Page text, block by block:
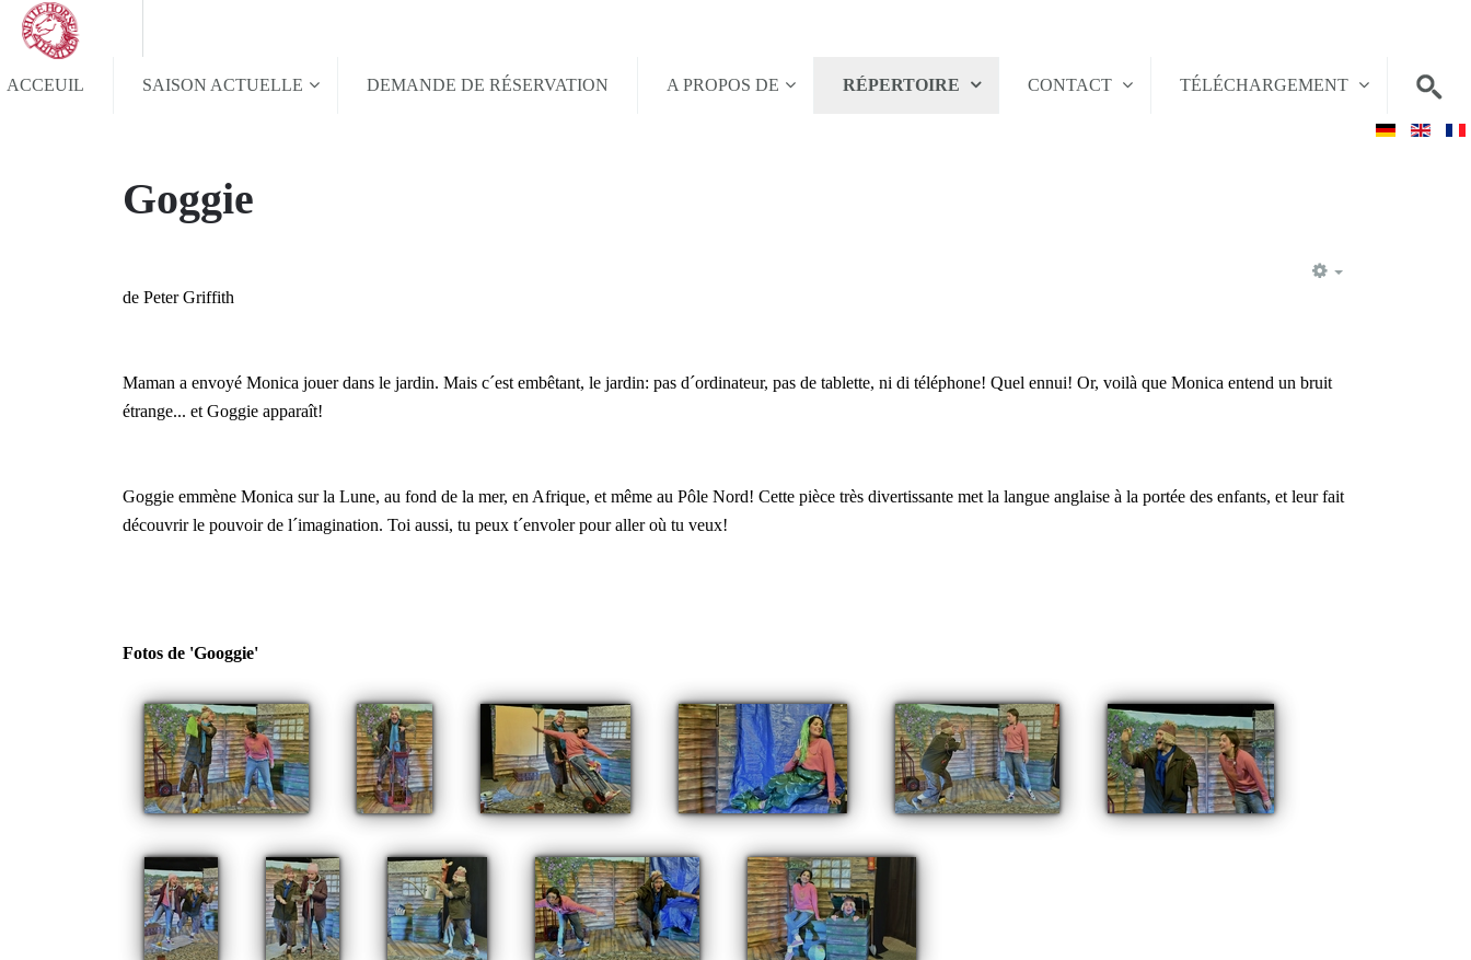
ACCEUIL SAISON ACTUELLE DEMANDE DE RÉSERVATION A PROPOS DE RÉPERTOIRE CONTACT TÉLÉCHARGEMENT
Goggie
de Peter Griffith
Maman a envoyé Monica jouer dans le jardin. Mais c´est embêtant, le jardin: pas d´ordinateur, pas de tablette, ni di téléphone! Quel ennui! Or, voilà que Monica entend un bruit
étrange... et Goggie apparaît!
Goggie emmène Monica sur la Lune, au fond de la mer, en Afrique, et même au Pôle Nord! Cette pièce très divertissante met la langue anglaise à la portée des enfants, et leur fait
découvrir le pouvoir de l´imagination. Toi aussi, tu peux t´envoler pour aller où tu veux!
Fotos de 'Googgie'